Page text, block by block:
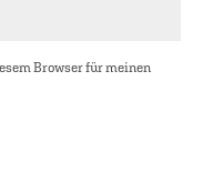
Browser für meinen